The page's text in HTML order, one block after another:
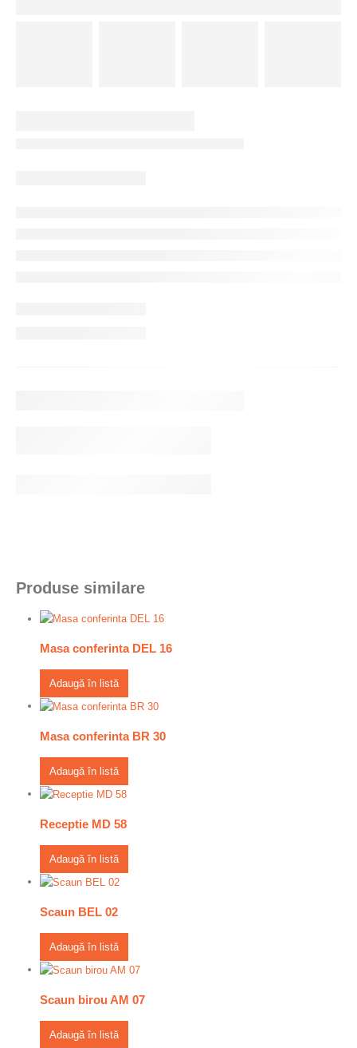
Produse similare
Masa conferinta DEL 16
Adaugă în listă
Masa conferinta BR 30
Adaugă în listă
Receptie MD 58
Adaugă în listă
Scaun BEL 02
Adaugă în listă
Scaun birou AM 07
Adaugă în listă